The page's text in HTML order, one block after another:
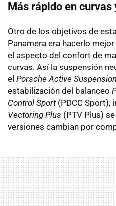
Más rápido en
Otro de los objetivos de
Panamera era hacerlo
el aspecto del confort de
curvas. Así la suspensión
el Porsche Active
estabilización del balanceo
Control Sport(PDCC Sport),
Vectoring Plus (PTV Plus)
versiones cambian por